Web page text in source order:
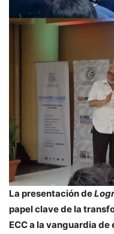
La presentación de
papel clave de la
ECC a la vanguardia de